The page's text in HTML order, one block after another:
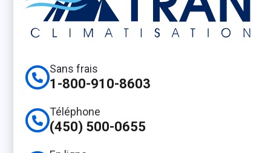
Sans frais
1-800-910-8603
Téléphone
(450) 500-0655